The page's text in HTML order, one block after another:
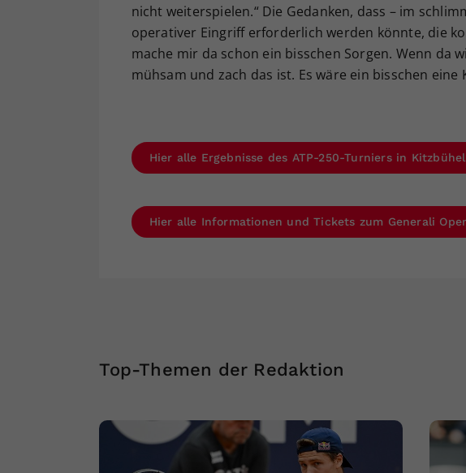
nicht weiterspielen.“ Die Gedanken, dass – im
operativer Eingriff erforderlich werden könnte, die
mache mir da schon ein bisschen Sorgen. Wenn da
mühsam und zach das ist. Es wäre ein bisschen eine
Hier alle Ergebnisse des ATP-250-Turniers in
Hier alle Informationen und Tickets zum Generali
Top-Themen der Redaktion